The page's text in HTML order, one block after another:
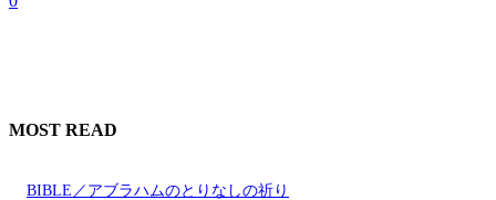
MOST READ
BIBLE／アブラハムのとりなしの祈り